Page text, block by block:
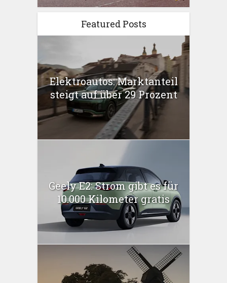
Featured Posts
Elektroautos: Marktanteil
steigt auf über 29 Prozent
Geely E2: Strom gibt es für
10.000 Kilometer gratis